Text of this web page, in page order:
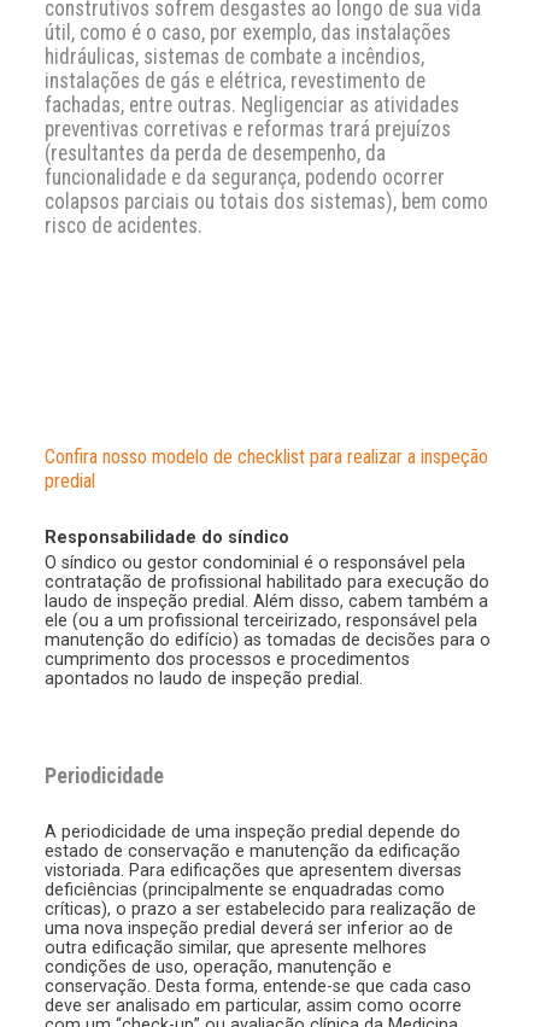
construtivos sofrem desgastes ao longo de sua vida
útil, como é o caso, por exemplo, das instalações
hidráulicas, sistemas de combate a incêndios,
instalações de gás e elétrica, revestimento de
fachadas, entre outras. Negligenciar as atividades
preventivas corretivas e reformas trará prejuízos
(resultantes da perda de desempenho, da
funcionalidade e da segurança, podendo ocorrer
colapsos parciais ou totais dos sistemas), bem como
risco de acidentes.
Confira nosso modelo de checklist para realizar a inspeção
predial
Responsabilidade do síndico
O síndico ou gestor condominial é o responsável pela
contratação de profissional habilitado para execução do
laudo de inspeção predial. Além disso, cabem também a
ele (ou a um profissional terceirizado, responsável pela
manutenção do edifício) as tomadas de decisões para o
cumprimento dos processos e procedimentos
apontados no laudo de inspeção predial.
Periodicidade
A periodicidade de uma inspeção predial depende do
estado de conservação e manutenção da edificação
vistoriada. Para edificações que apresentem diversas
deficiências (principalmente se enquadradas como
críticas), o prazo a ser estabelecido para realização de
uma nova inspeção predial deverá ser inferior ao de
outra edificação similar, que apresente melhores
condições de uso, operação, manutenção e
conservação. Desta forma, entende-se que cada caso
deve ser analisado em particular, assim como ocorre